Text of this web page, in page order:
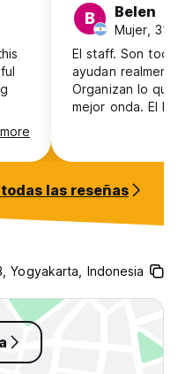
B Belen
Mujer,
El staff. Son
ayudan
Organizan lo
mejor onda. El
conocer gente.
ir a la pileta de
intenso. Esta
mercado y una
la esquina. Sin
hostel en el que
las reseñas
Yogyakarta, Indonesia